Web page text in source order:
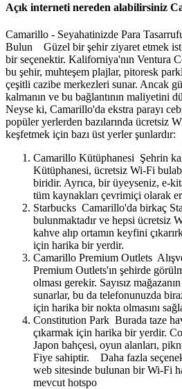
Açık interneti nereden alabilirsiniz
Camarillo - Seyahatinizde Para
Bulun Güzel bir şehir ziyaret etmek
bir seçenektir. Kaliforniya'nın Ventura
bu şehir, muhteşem plajlar, pitoresk
çeşitli cazibe merkezleri sunar. Ancak
kalmanın ve bu bağlantının maliyetini
Neyse ki, Camarillo'da ekstra parayı
popüler yerlerden bazılarında ücretsiz
keşfetmek için bazı üst yerler şunlardır:
Camarillo Kütüphanesi Şehrin
Kütüphanesi, ücretsiz Wi-Fi
biridir. Ayrıca, bir üyeyseniz, e-
tüm kaynakları çevrimiçi olarak
Starbucks Camarillo'da birkaç
bulunmaktadır ve hepsi ücretsiz
kahve alıp ortamın keyfini
için harika bir yerdir.
Camarillo Premium Outlets
Premium Outlets'ın şehirde
olması gerekir. Sayısız
sunarlar, bu da telefonunuzda
için harika bir nokta olmasını
Constitution Park Burada taze
çıkarmak için harika bir yerdir.
Japon bahçesi, oyun alanları,
Fiye sahiptir. Daha fazla seçenek
web sitesinde bulunan bir Wi-Fi
mevcut hotspo